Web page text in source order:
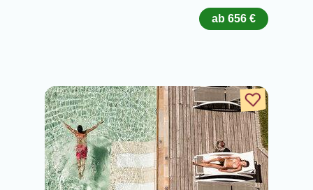
ab 656 €